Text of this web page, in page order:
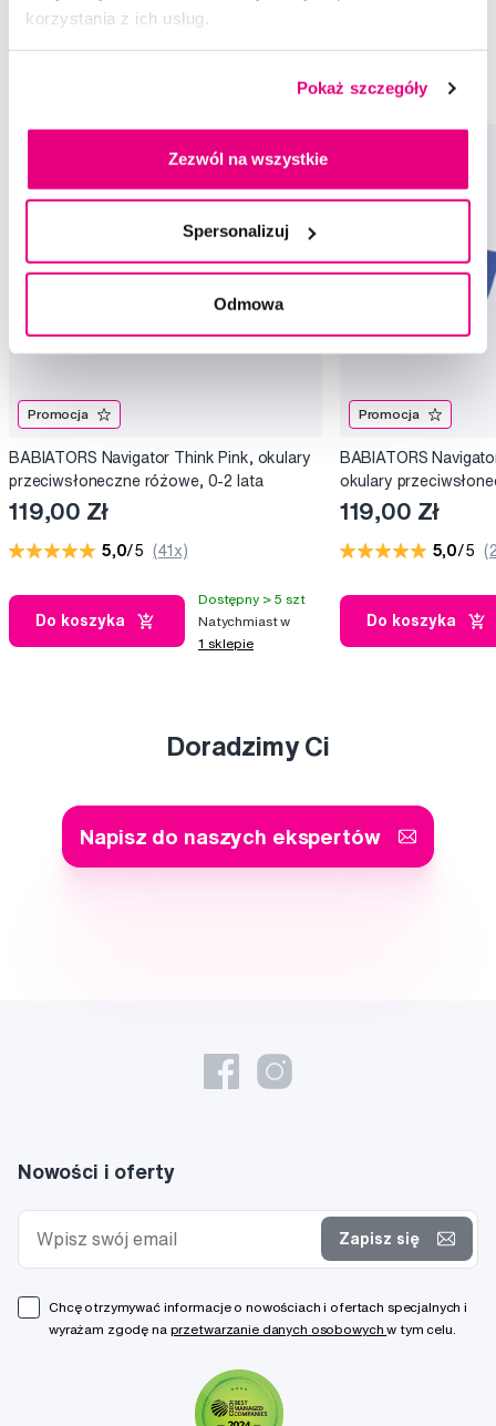
korzystania z ich usług.
Pokaż szczegóły
Zezwól na wszystkie
Spersonalizuj
Odmowa
Promocja
BABIATORS Navigator Think Pink, okulary
przeciwsłoneczne różowe, 0-2 lata
119,00 Zł
5,0/5 (41x)
Do koszyka
Dostępny > 5 szt
Natychmiast w
1 sklepie
Promocja
BABIATORS
okulary
2 lata
119,00 Zł
5,0/5
Do koszyka
Doradzimy Ci
Napisz do naszych ekspertów
Nowości i oferty
Zapisz się
Chcę otrzymywać informacje o nowościach i ofertach specjalnych i
wyrażam zgodę na przetwarzanie danych osobowychw tym celu.